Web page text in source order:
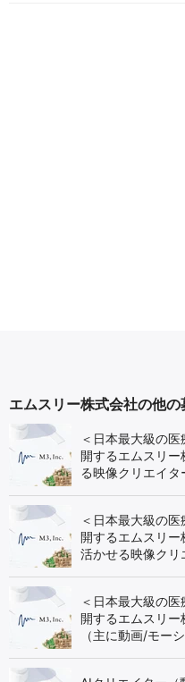
エムスリー株式会社の他の
＜日本最大級の
開するエムスリ
る映像クリエイタ
＜日本最大級の
開するエムスリー
活かせる映像クリ
＜日本最大級の
開するエムスリー
（主に動画/モー